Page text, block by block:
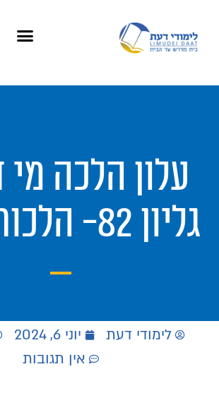
עלון הלכה
גליון 82- הלכות בורר
לימודי דעת יוני 6, 2024
אין תגובות